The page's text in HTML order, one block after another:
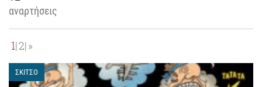
αναρτήσεις
1 2 »
ΣΚΙΤΣΟ